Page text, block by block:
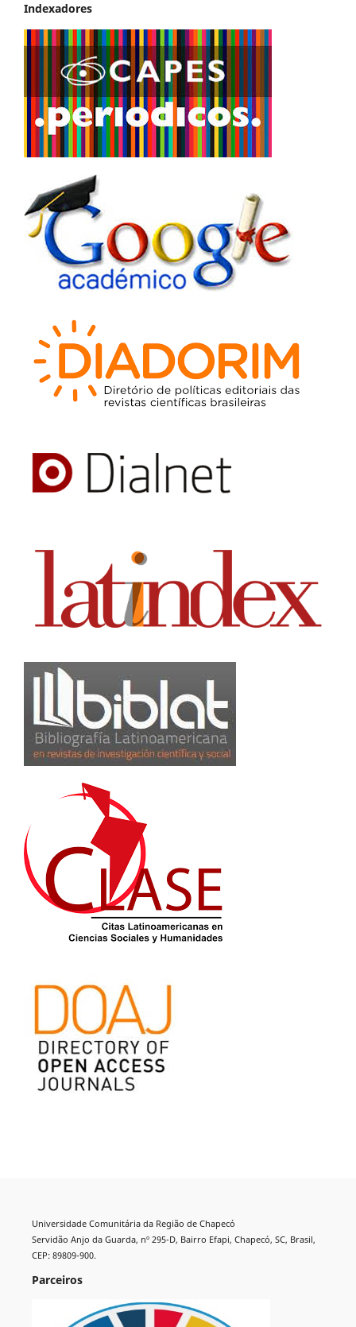
Indexadores
Universidade Comunitária da Região de Chapecó
Servidão Anjo da Guarda, nº 295-D, Bairro Efapi, Chapecó, SC, Brasil,
CEP: 89809-900.
Parceiros